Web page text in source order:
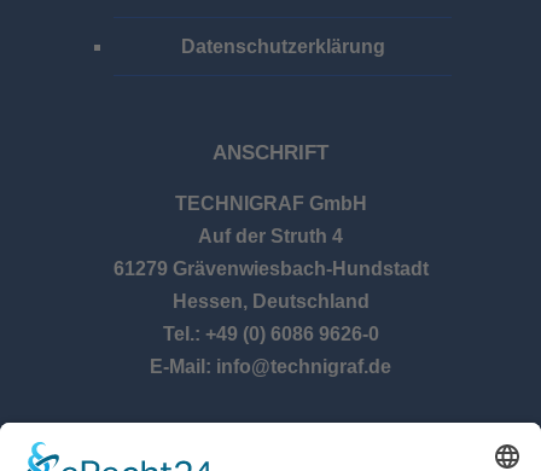
Datenschutzerklärung
ANSCHRIFT
TECHNIGRAF GmbH
Auf der Struth 4
61279 Grävenwiesbach-Hundstadt
Hessen, Deutschland
Tel.: +49 (0) 6086 9626-0
E-Mail: info@technigraf.de
ÖFFNUNGSZEITEN